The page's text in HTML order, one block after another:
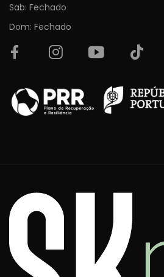
Sab: Fechado
Dom: Fechado